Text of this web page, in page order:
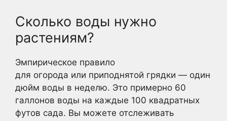
Сколько воды нужно
растениям?
Эмпирическое правило
для огорода или приподнятой грядки — один
дюйм воды в неделю. Это примерно 60
галлонов воды на каждые 100 квадратных
футов сада. Вы можете отслеживать